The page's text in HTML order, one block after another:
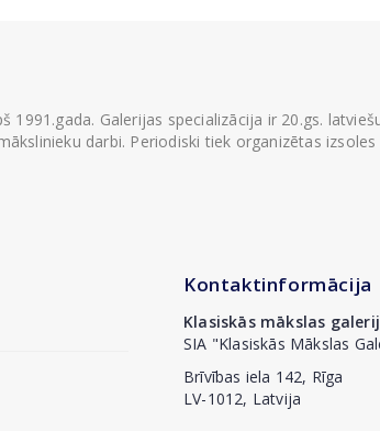
Galerijas specializācija ir 20.gs.
darbi. Periodiski tiek organizētas
Kontaktinformācija
Klasiskās mākslas
SIA "Klasiskās Mākslas
Brīvības iela 142, Rīga
LV-1012, Latvija